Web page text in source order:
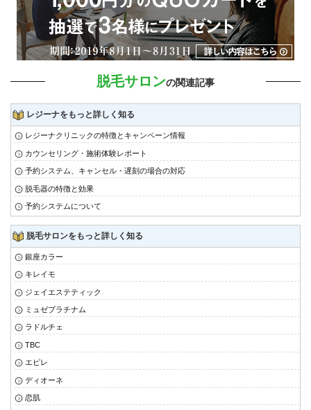
脱毛サロンの関連記事
レジーナをもっと詳しく知る
レジーナクリニックの特徴とキャンペーン情報
カウンセリング・施術体験レポート
予約システム、キャンセル・遅刻の場合の対応
脱毛器の特徴と効果
予約システムについて
脱毛サロンをもっと詳しく知る
銀座カラー
キレイモ
ジェイエステティック
ミュゼプラチナム
ラドルチェ
TBC
エピレ
ディオーネ
恋肌